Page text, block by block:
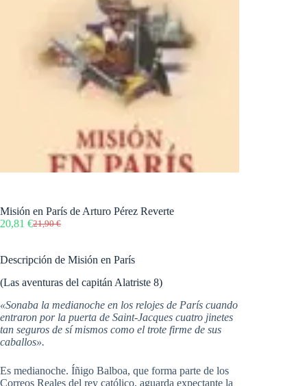
Misión en París de Arturo Pérez Reverte
21,90€
El
original
era:
21,90 €.
20,81 €El
actual
es:
20,81 €.
Descripción de Misión en París
(Las aventuras del capitán Alatriste 8)
«Sonaba la medianoche en los relojes de París cuando
entraron por la puerta de Saint-Jacques cuatro jinetes
tan seguros de sí mismos como el trote firme de sus
caballos».
Es medianoche. Íñigo Balboa, que forma parte de los
Correos Reales del rey católico, aguarda expectante la